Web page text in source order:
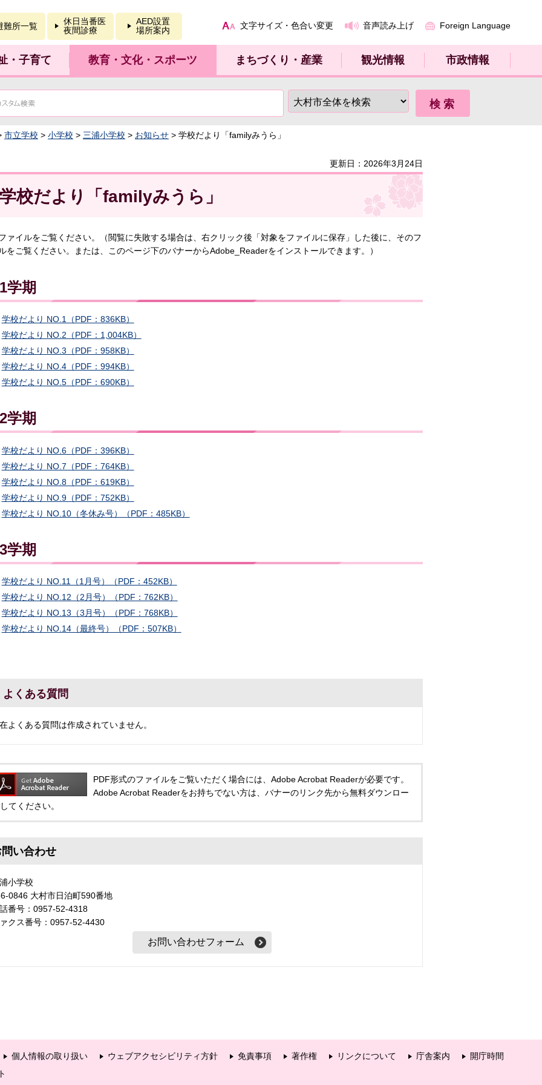
難所一覧
休日当番医
夜間診療
AED設置
場所案内
文字サイズ・色合い変更 音声読み上げ Foreign Language
・子育て 教育・文化・スポーツ まちづくり・産業 観光情報 市政情報
市立学校 > 小学校 > 三浦小学校 > お知らせ > 学校だより「familyみうら」
更新日：2026年3月24日
学校だより「familyみうら」
ァイルをご覧ください。（閲覧に失敗する場合は、右クリック後「対象をファイルに保存」した後に、そのフ
をご覧ください。または、このページ下のバナーからAdobe_Readerをインストールできます。）
1学期
学校だより NO.1（PDF：836KB）
学校だより NO.2（PDF：1,004KB）
学校だより NO.3（PDF：958KB）
学校だより NO.4（PDF：994KB）
学校だより NO.5（PDF：690KB）
2学期
学校だより NO.6（PDF：396KB）
学校だより NO.7（PDF：764KB）
学校だより NO.8（PDF：619KB）
学校だより NO.9（PDF：752KB）
学校だより NO.10（冬休み号）（PDF：485KB）
3学期
学校だより NO.11（1月号）（PDF：452KB）
学校だより NO.12（2月号）（PDF：762KB）
学校だより NO.13（3月号）（PDF：768KB）
学校だより NO.14（最終号）（PDF：507KB）
よくある質問
よくある質問は作成されていません。
PDF形式のファイルをご覧いただく場合には、Adobe Acrobat Readerが必要です。
Adobe Acrobat Readerをお持ちでない方は、バナーのリンク先から無料ダウンロー
てください。
い合わせ
小学校
0846 大村市日泊町590番地
番号：0957-52-4318
クス番号：0957-52-4430
個人情報の取り扱い ウェブアクセシビリティ方針 免責事項 著作権 リンクについて 庁舎案内
開庁時間